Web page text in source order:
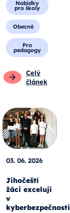
Nabídky
pro školy
Obecné
Pro
pedagogy
Celý
článek
03. 06. 2026
Jihočeští
žáci excelují
v
kyberbezpečnosti